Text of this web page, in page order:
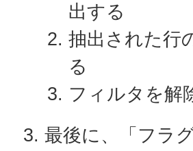
出する
抽出された行
る
フィルタを解
最後に、「フラ